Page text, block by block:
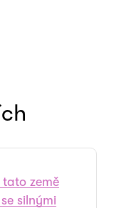
tato země
silnými